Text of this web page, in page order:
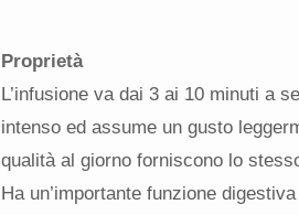
Proprietà
L’infusione va dai 3 ai 10 minuti a
intenso ed assume un gusto
qualità al giorno forniscono lo
Ha un’importante funzione